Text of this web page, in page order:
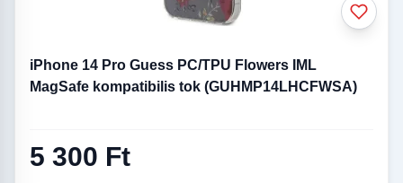
iPhone 14 Pro Guess PC/TPU Flowers IML
MagSafe kompatibilis tok (GUHMP14LHCFWSA)
5 300 Ft